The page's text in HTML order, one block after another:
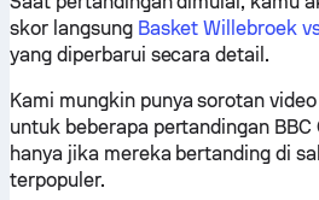
skor langsung Basket Willebroek
yang diperbarui secara detail.
Kami mungkin punya sorotan
untuk beberapa pertandingan
hanya jika mereka bertanding di
terpopuler.